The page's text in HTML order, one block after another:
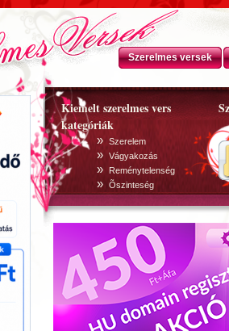
Szerelmes versek
Kiemelt szerelmes vers
kategóriák
» Szerelem
» Vágyakozás
» Reménytelenség
» Õszinteség